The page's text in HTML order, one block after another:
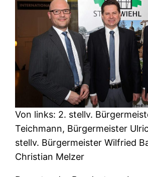
Von links: 2. stellv.
Teichmann, Bürgermeister
stellv. Bürgermeister Wilfried
Christian Melzer